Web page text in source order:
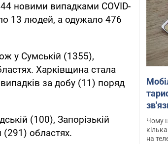
новими випадками COVID-
13 людей, а одужало 476
у Сумській (1355),
Харківщина стала
за добу (11) поряд
(100), Запорізькій
(291) областях.
Чому
на